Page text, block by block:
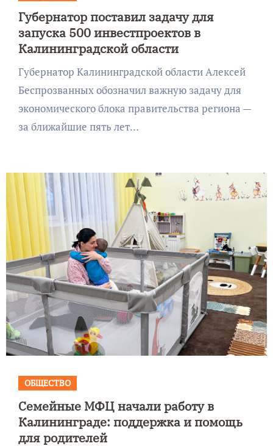
Губернатор поставил задачу для
запуска 500 инвестпроектов в
Калининградской области
Губернатор Калининградской области Алексей
Беспрозванных обозначил важную задачу для
экономического блока правительства региона —
за ближайшие пять лет…
ОБЩЕСТВО
Семейные МФЦ начали работу в
Калининграде: поддержка и помощь
для родителей